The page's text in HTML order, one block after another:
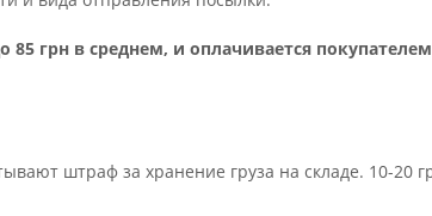
грн в среднем, и оплачивается
штраф за хранение груза на складе. 10-20